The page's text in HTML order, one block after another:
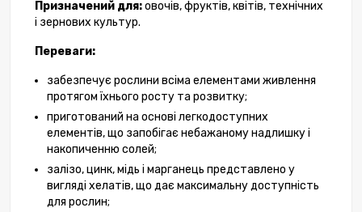
Призначений для:овочів, фруктів, квітів, технічних
і зернових культур.
Переваги:
забезпечує рослини всіма елементами живлення
протягом їхнього росту та розвитку;
приготований на основі легкодоступних
елементів, що запобігає небажаному надлишку і
накопиченню солей;
залізо, цинк, мідь і марганець представлено у
вигляді хелатів, що дає максимальну доступність
для рослин;